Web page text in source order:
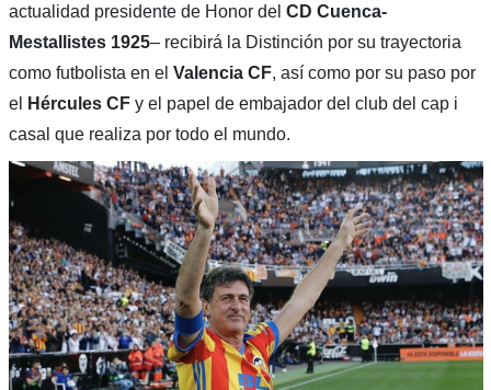
actualidad presidente de Honor del CD Cuenca-
Mestallistes 1925– recibirá la Distinción por su trayectoria
como futbolista en el Valencia CF, así como por su paso por
el
Hércules CF y el papel de embajador del club del cap i
casal que realiza por todo el mundo.